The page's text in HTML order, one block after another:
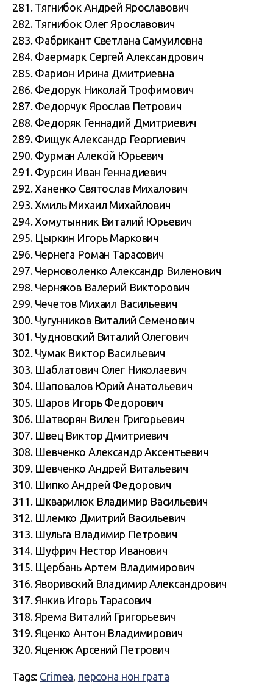
281. Тягнибок Андрей Ярославович
282. Тягнибок Олег Ярославович
283. Фабрикант Светлана Самуиловна
284. Фаермарк Сергей Александрович
285. Фарион Ирина Дмитриевна
286. Федорук Николай Трофимович
287. Федорчук Ярослав Петрович
288. Федоряк Геннадий Дмитриевич
289. Фищук Александр Георгиевич
290. Фурман Алексій Юрьевич
291. Фурсин Иван Геннадиевич
292. Ханенко Святослав Михалович
293. Хмиль Михаил Михайлович
294. Хомутынник Виталий Юрьевич
295. Цыркин Игорь Маркович
296. Чернега Роман Тарасович
297. Черноволенко Александр Виленович
298. Черняков Валерий Викторович
299. Чечетов Михаил Васильевич
300. Чугунников Виталий Семенович
301. Чудновский Виталий Олегович
302. Чумак Виктор Васильевич
303. Шаблатович Олег Николаевич
304. Шаповалов Юрий Анатольевич
305. Шаров Игорь Федорович
306. Шатворян Вилен Григорьевич
307. Швец Виктор Дмитриевич
308. Шевченко Александр Аксентьевич
309. Шевченко Андрей Витальевич
310. Шипко Андрей Федорович
311. Шкварилюк Владимир Васильевич
312. Шлемко Дмитрий Васильевич
313. Шульга Владимир Петрович
314. Шуфрич Нестор Иванович
315. Щербань Артем Владимирович
316. Яворивский Владимир Александрович
317. Янкив Игорь Тарасович
318. Ярема Виталий Григорьевич
319. Яценко Антон Владимирович
320. Яценюк Арсений Петрович
Tags: Crimea, персона нон грата